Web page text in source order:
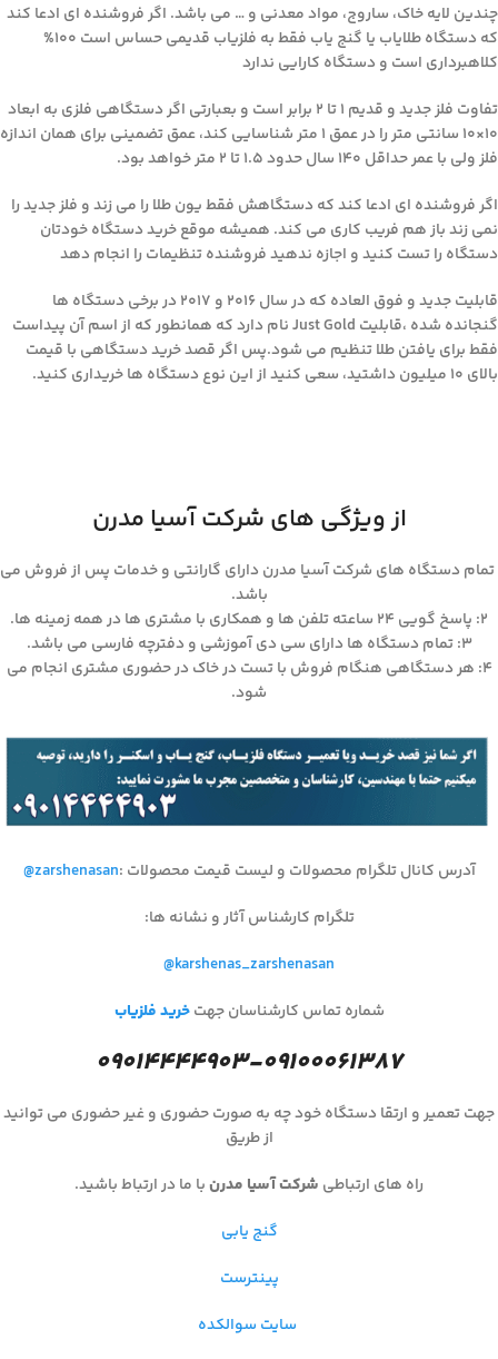
چندین لایه خاک، ساروج، مواد معدنی و … می باشد. اگر فروشنده ای ادعا کند
که دستگاه طلایاب یا گنج یاب فقط به فلزیاب قدیمی حساس است 100%
کلاهبرداری است و دستگاه کارایی ندارد
تفاوت فلز جدید و قدیم 1 تا 2 برابر است و بعبارتی اگر دستگاهی فلزی به ابعاد
10×10 سانتی متر را در عمق 1 متر شناسایی کند، عمق تضمینی برای همان اندازه
فلز ولی با عمر حداقل 140 سال حدود 1.5 تا 2 متر خواهد بود.
اگر فروشنده ای ادعا کند که دستگاهش فقط یون طلا را می زند و فلز جدید را
نمی زند باز هم فریب کاری می کند. همیشه موقع خرید دستگاه خودتان
دستگاه را تست کنید و اجازه ندهید فروشنده تنظیمات را انجام دهد
قابلیت جدید و فوق العاده که در سال 2016 و 2017 در برخی دستگاه ها
گنجانده شده ،قابلیت Just Gold نام دارد که همانطور که از اسم آن پیداست
فقط برای یافتن طلا تنظیم می شود.پس اگر قصد خرید دستگاهی با قیمت
بالای 10 میلیون داشتید، سعی کنید از این نوع دستگاه ها خریداری کنید.
از ویژگی های شرکت آسیا مدرن
تمام دستگاه های شرکت آسیا مدرن دارای گارانتی و خدمات پس از فروش می
باشد.
۲: پاسخ گویی ۲۴ ساعته تلفن ها و همکاری با مشتری ها در همه زمینه ها.
۳: تمام دستگاه ها دارای سی دی آموزشی و دفترچه فارسی می باشد.
۴: هر دستگاهی هنگام فروش با تست در خاک در حضوری مشتری انجام می
شود.
آدرس کانال تلگرام محصولات و لیست قیمت محصولات :
@zarshenasan
تلگرام کارشناس آثار و نشانه ها:
@karshenas_zarshenasan
شماره تماس کارشناسان جهتخرید فلزیاب
۰۹۰۱۴۴۴۴۹۰۳-۰۹۱۰۰۰۶۱۳۸۷
جهت تعمیر و ارتقا دستگاه خود چه به صورت حضوری و غیر حضوری می توانید
از طریق
راه های ارتباطی شرکت آسیا مدرنبا ما در ارتباط باشید.
گنج یابی
پینترست
سایت سوالکده